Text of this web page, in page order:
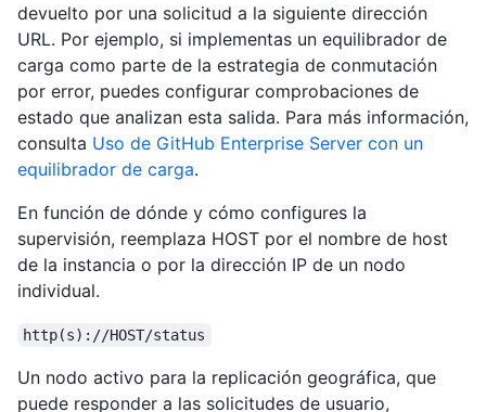
devuelto por una solicitud a la siguiente dirección
URL. Por ejemplo, si implementas un equilibrador de
carga como parte de la estrategia de conmutación
por error, puedes configurar comprobaciones de
estado que analizan esta salida. Para más información,
consulta Uso de GitHub Enterprise Server con un
equilibrador de carga.
En función de dónde y cómo configures la
supervisión, reemplaza HOST por el nombre de host
de la instancia o por la dirección IP de un nodo
individual.
http(s)://HOST/status
Un nodo activo para la replicación geográfica, que
puede responder a las solicitudes de usuario,